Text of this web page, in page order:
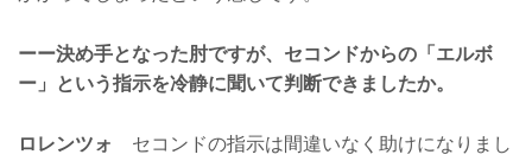
ーー決め手となった肘ですが、セコンドからの「エルボ
ー」という指示を冷静に聞いて判断できましたか。
ロレンツォ
セコンドの指示は間違いなく助けになりまし